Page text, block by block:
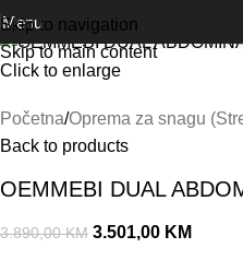
Skip to navigation
Skip to main content
Outlet
Menu
Akcija!
Click to enlarge
Početna Oprema za snagu
Back to products
OEMMEBI DUAL
3.890,00KM 3.501,00 KM